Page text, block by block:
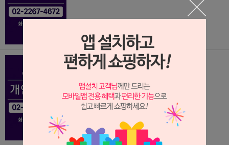
이상범님 결재
(품절)